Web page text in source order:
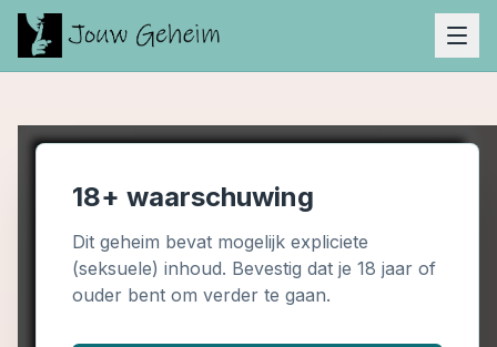
18+ waarschuwing
Dit geheim bevat mogelijk expliciete
(seksuele) inhoud. Bevestig dat je 18 jaar of
ouder bent om verder te gaan.